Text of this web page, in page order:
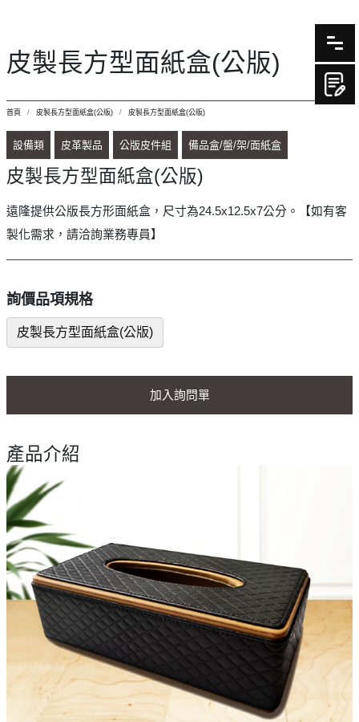
皮製長方型面紙盒(公版)
首頁 皮製長方型面紙盒(公版) 皮製長方型面紙盒(公版)
設備類 皮革製品 公版皮件組 備品盒/盤/架/面紙盒
皮製長方型面紙盒(公版)
遠隆提供公版長方形面紙盒，尺寸為24.5x12.5x7公分。【如有客
製化需求，請洽詢業務專員】
詢價品項規格
皮製長方型面紙盒(公版)
加入詢問單
產品介紹